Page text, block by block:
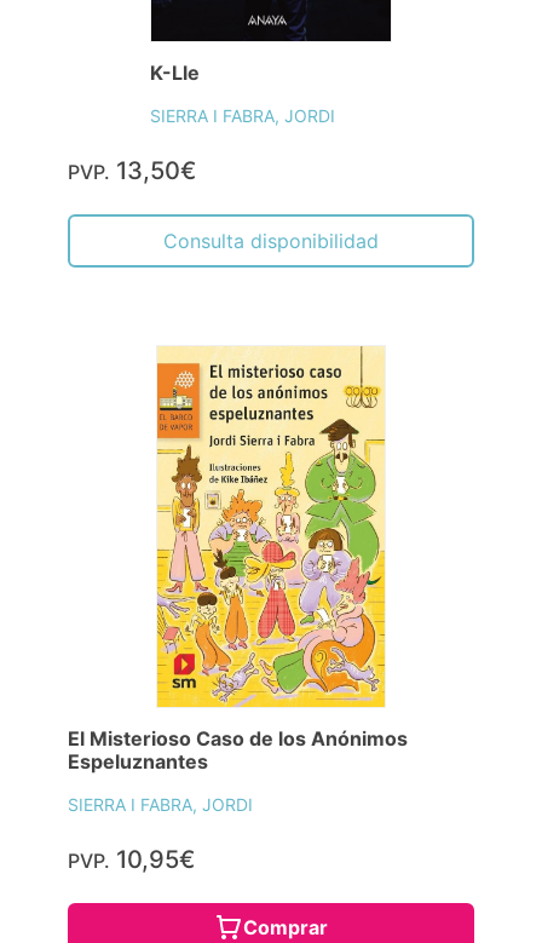
K-Lle
SIERRA I FABRA, JORDI
PVP. 13,50€
Consulta disponibilidad
El Misterioso Caso de los Anónimos
Espeluznantes
SIERRA I FABRA, JORDI
PVP. 10,95€
Comprar